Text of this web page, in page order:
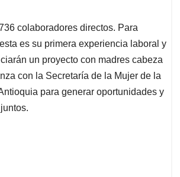
colaboradores directos. Para
es su primera experiencia laboral y
un proyecto con madres cabeza
con la Secretaría de la Mujer de la
para generar oportunidades y